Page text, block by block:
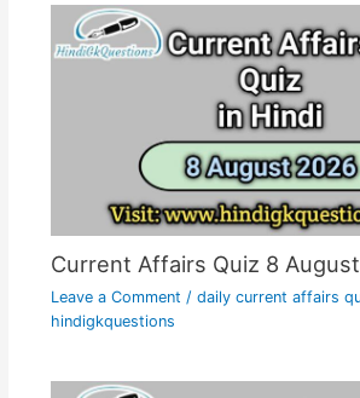
Current Affairs Quiz 8
Leave a Comment / daily current affairs
hindigkquestions